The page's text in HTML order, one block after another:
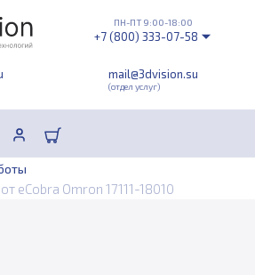
mail@3dvision.su
(отдел услуг)
ПН-ПТ 9:00-18:00
+7 (800) 333-07-58
eCobra Omron 17111-18010